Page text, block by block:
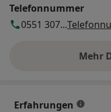
Telefonnummer
0551 307...
Mehr
Erfahrungen